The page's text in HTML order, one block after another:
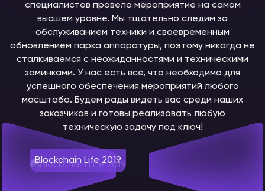
специалистов провела мероприятие на самом
высшем уровне. Мы тщательно следим за
обслуживанием техники и своевременным
обновлением парка аппаратуры, поэтому никогда не
сталкиваемся с неожиданностями и техническими
заминками. У нас есть всё, что необходимо для
успешного обеспечения мероприятий любого
масштаба. Будем рады видеть вас среди наших
заказчиков и готовы реализовать любую
техническую задачу под ключ!
Blockchain Life 2019